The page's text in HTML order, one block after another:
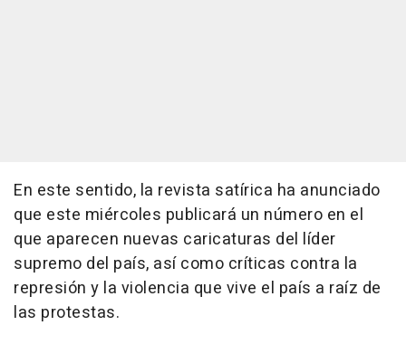
En este sentido, la revista satírica ha anunciado
que este miércoles publicará un número en el
que aparecen nuevas caricaturas del líder
supremo del país, así como críticas contra la
represión y la violencia que vive el país a raíz de
las protestas.